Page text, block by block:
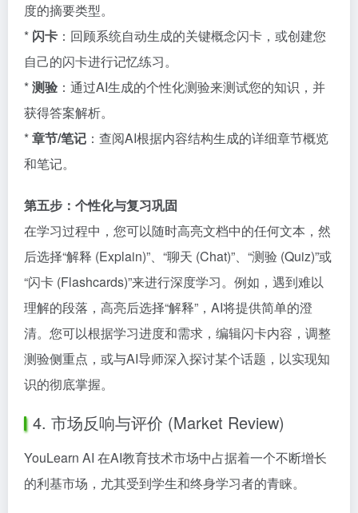
度的摘要类型。
* 闪卡 ：回顾系统自动生成的关键概念闪卡，或创建您
自己的闪卡进行记忆练习。
*测验 ：通过AI生成的个性化测验来测试您的知识，并
获得答案解析。
*章节/笔记 ：查阅AI根据内容结构生成的详细章节概览
和笔记。
第五步：个性化与复习巩固
在学习过程中，您可以随时高亮文档中的任何文本，然
后选择“解释 (Explain)”、“聊天 (Chat)”、“测验 (Quiz)”或
“闪卡 (Flashcards)”来进行深度学习。例如，遇到难以
理解的段落，高亮后选择“解释”，AI将提供简单的澄
清。您可以根据学习进度和需求，编辑闪卡内容，调整
测验侧重点，或与AI导师深入探讨某个话题，以实现知
识的彻底掌握。
4. 市场反响与评价 (Market Review)
YouLearn AI 在AI教育技术市场中占据着一个不断增长
的利基市场，尤其受到学生和终身学习者的青睐。